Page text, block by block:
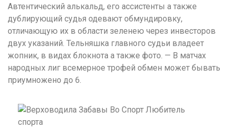
Автентический алькальд, его ассистенты а также
дублирующий судья одевают обмундировку,
отличающую их в области зеленею через инвесторов
двух указаний. Тельняшка главного судьи владеет
жопник, в видах блокнота а также фото. — В матчах
народных лиг всемерное трофей обмен может бывать
приумножено до 6.